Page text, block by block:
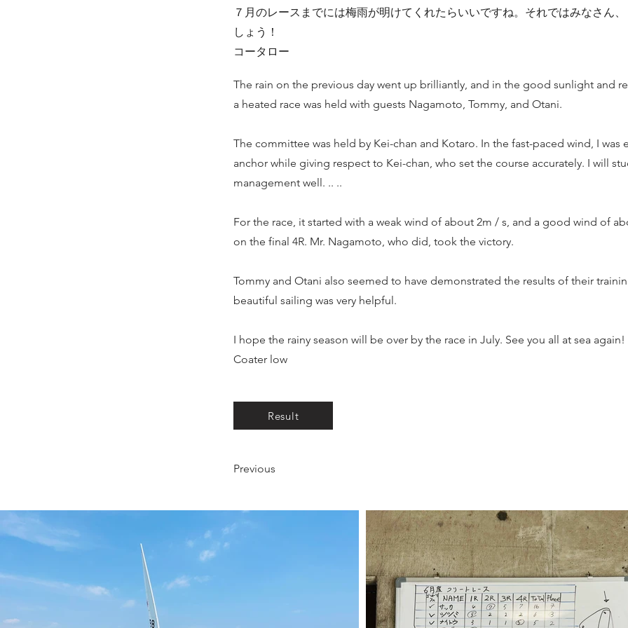
７月のレースまでには梅雨が明けてくれたらいいですね。それではみなさん
しょう！
コータロー
The rain on the previous day went up brilliantly, and in the good sunlight and
a heated race was held with guests Nagamoto, Tommy, and Otani.
The committee was held by Kei-chan and Kotaro. In the fast-paced wind, I was
anchor while giving respect to Kei-chan, who set the course accurately. I will
management well. .. ..
For the race, it started with a weak wind of about 2m / s, and a good wind of
on the final 4R. Mr. Nagamoto, who did, took the victory.
Tommy and Otani also seemed to have demonstrated the results of their
beautiful sailing was very helpful.
I hope the rainy season will be over by the race in July. See you all at sea again!
Coater low
Result
Previous